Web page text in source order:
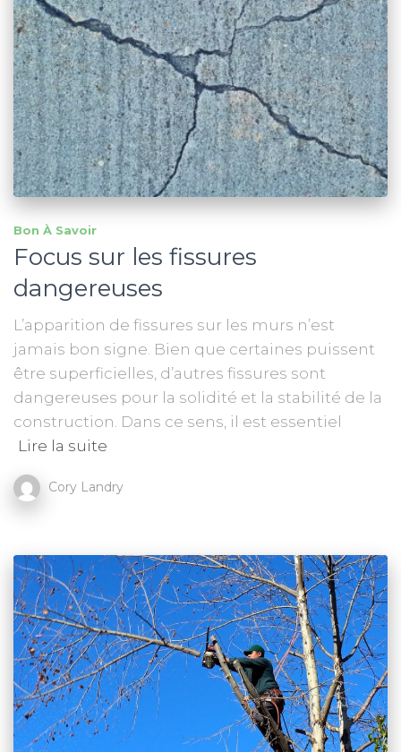
Bon À Savoir
Focus sur les fissures
dangereuses
L’apparition de fissures sur les murs n’est
jamais bon signe. Bien que certaines puissent
être superficielles, d’autres fissures sont
dangereuses pour la solidité et la stabilité de la
construction. Dans ce sens, il est essentiel
Lire la suite
Cory Landry